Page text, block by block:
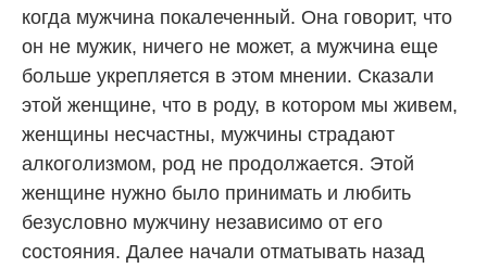
когда мужчина покалеченный. Она говорит, что
он не мужик, ничего не может, а мужчина еще
больше укрепляется в этом мнении. Сказали
этой женщине, что в роду, в котором мы живем,
женщины несчастны, мужчины страдают
алкоголизмом, род не продолжается. Этой
женщине нужно было принимать и любить
безусловно мужчину независимо от его
состояния. Далее начали отматывать назад